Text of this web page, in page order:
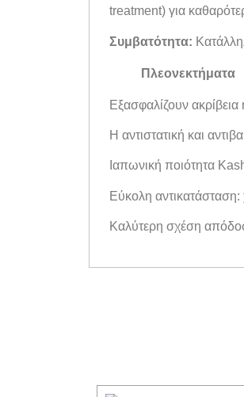
treatment) για
Συμβατότητα:
Πλεονεκτήματα
Εξασφαλίζουν
Η αντιστατική και
Ιαπωνική ποιότητα
Εύκολη
Καλύτερη σχέση